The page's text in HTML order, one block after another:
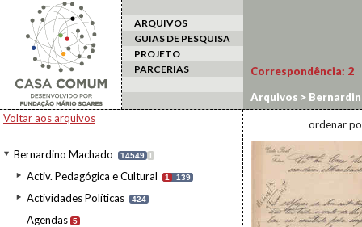
ARQUIVOS
GUIAS DE PESQUISA
PROJETO
PARCERIAS
Voltar aos arquivos
Bernardino Machado 14549 I
Activ. Pedagógica e Cultural 1 139
Actividades Políticas 424
Agendas 5
Correspondência: 2
Arquivos >
ordenar